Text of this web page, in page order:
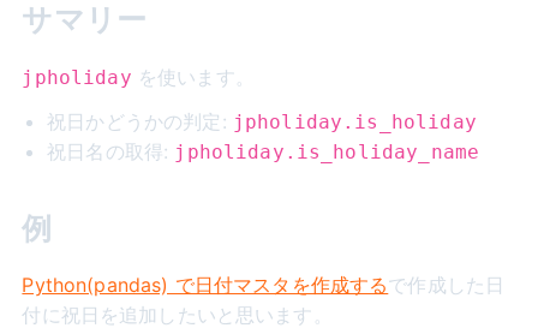
サマリー
jpholiday を使います。
祝日かどうかの判定: jpholiday.is_holiday
祝日名の取得: jpholiday.is_holiday_name
例
Python(pandas) で日付マスタを作成するで作成した日
付に祝日を追加したいと思います。